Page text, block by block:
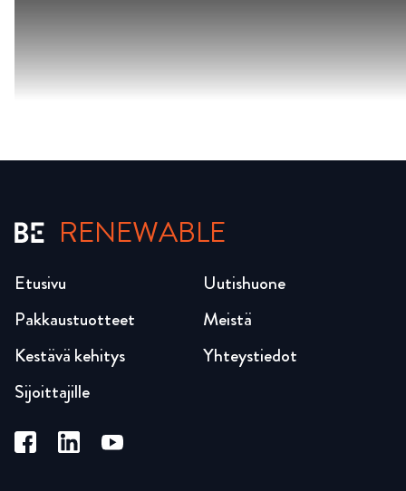
RENEWABLE
Etusivu
Pakkaustuotteet
Kestävä kehitys
Sijoittajille
Uutishuone
Meistä
Yhteystiedot